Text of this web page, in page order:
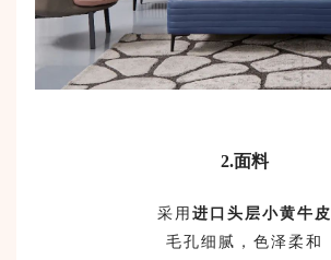
2.面料
采用 进口头层小黄牛皮
毛孔细腻，色泽柔和